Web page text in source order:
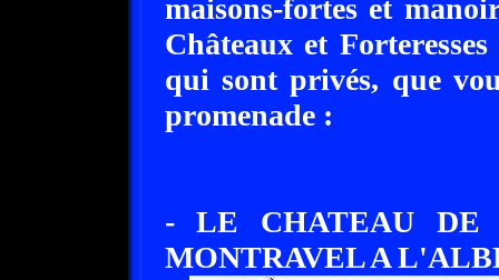
maisons-fortes et
Châteaux et
qui sont privés, que
promenade :
- LE CHATEAU DE
MONTRAVEL A